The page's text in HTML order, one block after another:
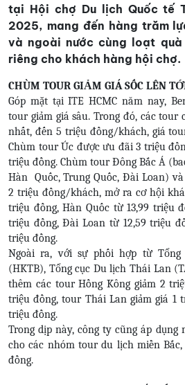
tại Hội chợ Du lịch Quốc tế
2025, mang đến hàng trăm
và ngoài nước cùng loạt
riêng cho khách hàng hội chợ.
CHÙM TOUR GIẢM GIÁ SỐC LÊN
Góp mặt tại ITE HCMC năm nay,
tour giảm giá sâu. Trong đó, các tour
nhất, đến 5 triệu đồng/khách, giá
Chùm tour Úc được ưu đãi 3 triệu
triệu đồng. Chùm tour Đông Bắc Á
Hàn Quốc, Trung Quốc, Đài Loan)
2 triệu đồng/khách, mở ra cơ hội
triệu đồng, Hàn Quốc từ 13,99 triệu
triệu đồng, Đài Loan từ 12,59 triệu
triệu đồng.
Ngoài ra, với sự phối hợp từ
(HKTB), Tổng cục Du lịch Thái Lan
thêm các tour Hồng Kông giảm 2
triệu đồng, tour Thái Lan giảm giá 1
triệu đồng.
Trong dịp này, công ty cũng áp dụng
cho các nhóm tour du lịch miền
đồng.